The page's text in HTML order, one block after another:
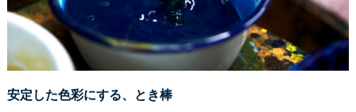
安定した色彩にする、とき棒